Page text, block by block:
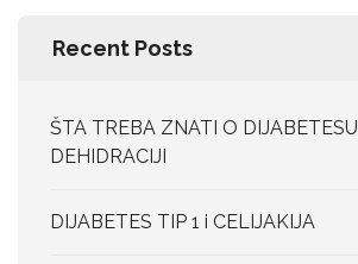
Recent Posts
ŠTA TREBA ZNATI O DIJABETESU I
DEHIDRACIJI
DIJABETES TIP 1 i CELIJAKIJA